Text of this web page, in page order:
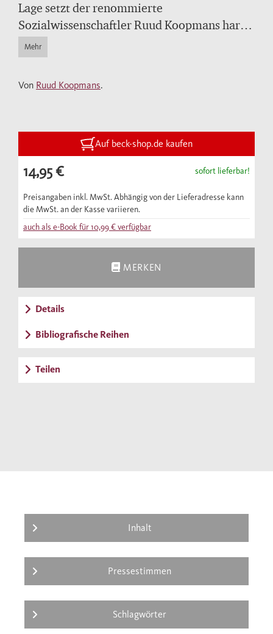
Lage setzt der renommierte
Sozialwissenschaftler Ruud Koopmans harte
Fakten gegen islamkritische Pauschalurteile
und eine modische Selbstkritik des Westens.
Islam weltweit in den Würgegriff nimmt, und
Mehr
Von Ruud Koopmans.
Auf beck-shop.de kaufen
14,95 € sofort lieferbar!
Preisangaben inkl. MwSt. Abhängig von der Lieferadresse kann
die MwSt. an der Kasse variieren.
auch als e-Book für10,99 €verfügbar
MERKEN
Details
Bibliografische Reihen
Teilen
Inhalt
Pressestimmen
Schlagwörter